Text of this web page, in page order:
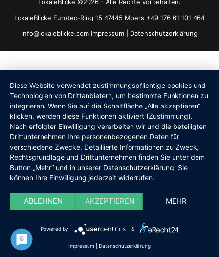
LokaleBlicke ©2026 - Alle Rechte vorbehalten.
LokaleBlicke Eurotec-Ring 15 47445 Moers +49 176 61 101 464
info@lokaleblicke.com Impressum Datenschutzerklärung
Diese Website verwendet zustimmungspflichtige cookies und
Technologien von Drittanbietern, um bestimmte Funktionen zu
integrieren. Wenn Sie auf die Schaltfläche „Alle akzeptieren“
klicken, werden diese Funktionen aktiviert (Zustimmung).
Nach erfolgter Einwilligung verarbeiten wir und die beteiligten
Drittunternehmen Ihre personenbezogenen Daten für
verschiedene Zwecke. Detaillierte Informationen zu Zweck,
Rechtsgrundlage und Drittunternehmen finden Sie unter dem
Button „Mehr“ und in unserer Datenschutzerklärung. Sie
können Ihre Einwilligung jederzeit widerrufen.
ABLEHNEN AKZEPTIEREN MEHR
Powered by &
Impressum Datenschutzerklärung